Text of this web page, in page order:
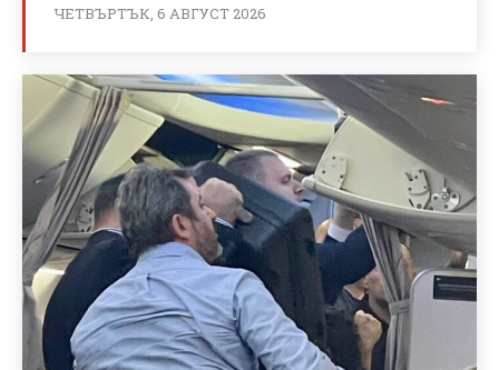
ЧЕТВЪРТЪК, 6 АВГУСТ 2026